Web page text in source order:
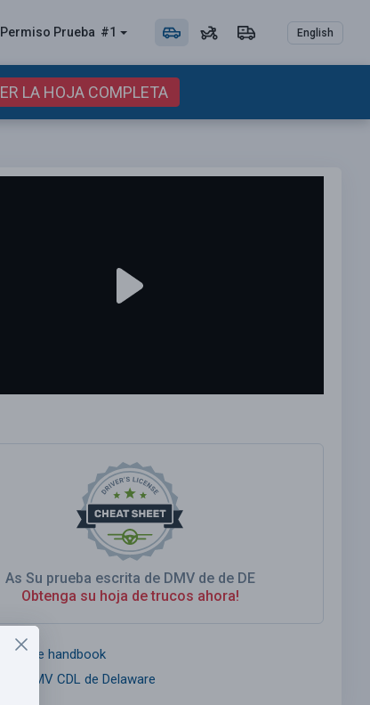
Permiso Prueba #1 English
LA HOJA COMPLETA
As Su prueba escrita de DMV de de DE
Obtenga su hoja de trucos ahora!
handbook
del DMV CDL de Delaware